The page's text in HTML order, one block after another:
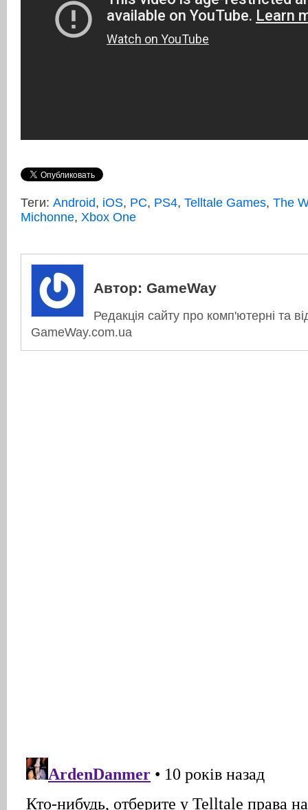
Теги: Android, iOS, PC, PS4, Telltale Games, The
Michonne, Xbox One
Автор: GameWay
Редакція сайту про комп'ютерні та
GameWay.com.ua